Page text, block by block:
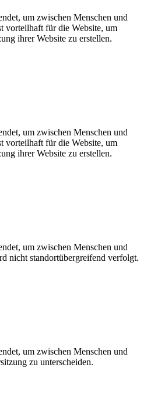
um zwischen Menschen und
vorteilhaft für die Website, um
ihrer Website zu erstellen.
um zwischen Menschen und
vorteilhaft für die Website, um
ihrer Website zu erstellen.
um zwischen Menschen und
nicht standortübergreifend verfolgt.
um zwischen Menschen und
zu unterscheiden.